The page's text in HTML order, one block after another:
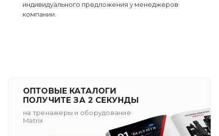
индивидуального предложения у менеджеров
компании.
ОПТОВЫЕ КАТАЛОГИ
ПОЛУЧИТЕ ЗА 2 СЕКУНДЫ
на тренажеры и оборудование
Matrix